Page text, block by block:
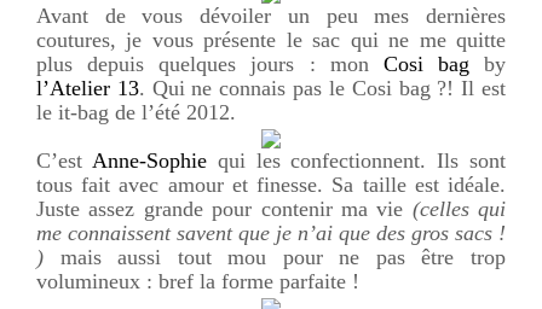
Avant de vous dévoiler un peu mes dernières
coutures, je vous présente le sac qui ne me quitte
plus depuis quelques jours : mon Cosi bag by
l’Atelier 13. Qui ne connais pas le Cosi bag ?! Il est
le it-bag de l’été 2012.
C’est Anne-Sophie qui les confectionnent. Ils sont
tous fait avec amour et finesse. Sa taille est idéale.
Juste assez grande pour contenir ma vie (celles qui
me connaissent savent que je n’ai que des gros sacs !
) mais aussi tout mou pour ne pas être trop
volumineux : bref la forme parfaite !